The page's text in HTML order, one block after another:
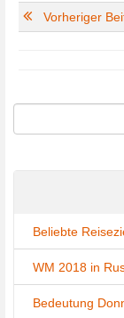
Vorheriger
Beliebte
WM 2018 in
Bedeutung